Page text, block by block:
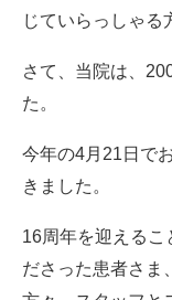
じていらっしゃる
さて、当院は、
た。
今年の4月21日で
きました。
16周年を迎えるこ
ださった患者さま